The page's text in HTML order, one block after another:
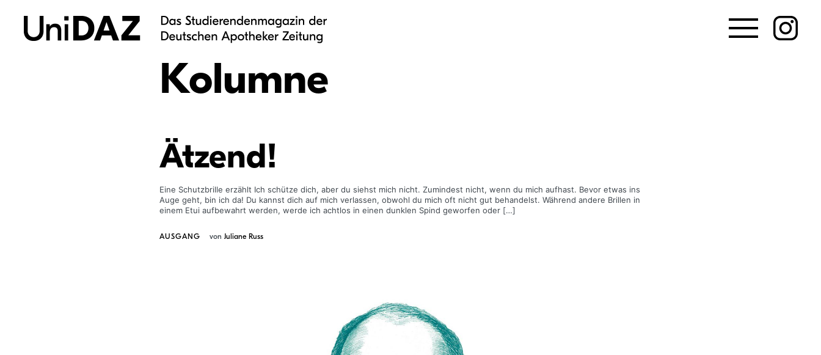
Kolumne
Ätzend!
Eine Schutzbrille erzählt Ich schütze dich, aber du siehst mich nicht. Zumindest nicht, wenn du mich aufhast. Bevor etwas ins
Auge geht, bin ich da! Du kannst dich auf mich verlassen, obwohl du mich oft nicht gut behandelst. Während andere Brillen in
einem Etui aufbewahrt werden, werde ich achtlos in einen dunklen Spind geworfen oder […]
AUSGANG von Juliane Russ